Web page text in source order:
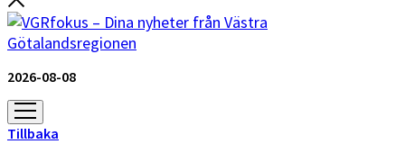
2026-08-08
öppna
meny
Tillbaka